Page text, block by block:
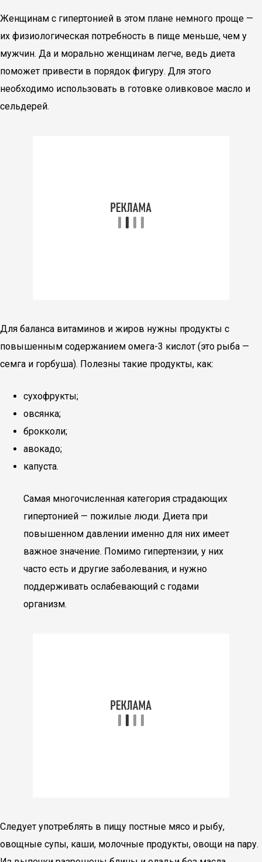
Женщинам с гипертонией в этом плане немного проще —
их физиологическая потребность в пище меньше, чем у
мужчин. Да и морально женщинам легче, ведь диета
поможет привести в порядок фигуру. Для этого
необходимо использовать в готовке оливковое масло и
сельдерей.
Для баланса витаминов и жиров нужны продукты с
повышенным содержанием омега-3 кислот (это рыба —
семга и горбуша). Полезны такие продукты, как:
сухофрукты;
овсянка;
брокколи;
авокадо;
капуста.
Самая многочисленная категория страдающих
гипертонией — пожилые люди. Диета при
повышенном давлении именно для них имеет
важное значение. Помимо гипертензии, у них
часто есть и другие заболевания, и нужно
поддерживать ослабевающий с годами
организм.
Следует употреблять в пищу постные мясо и рыбу,
овощные супы, каши, молочные продукты, овощи на пару.